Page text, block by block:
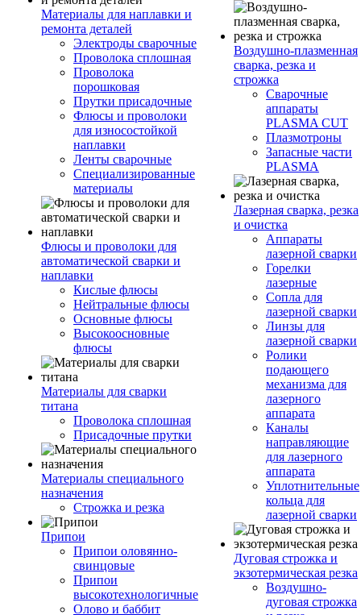
Материалы для наплавки и
ремонта деталей
Электроды сварочные
Проволока сплошная
Проволока
порошковая
Прутки присадочные
Флюсы и проволоки
для износостойкой
наплавки
Ленты сварочные
Специализированные
материалы
Флюсы и проволоки для
автоматической сварки и
наплавки
Кислые флюсы
Нейтральные флюсы
Основные флюсы
Высокоосновные
флюсы
Материалы для сварки
титана
Проволока сплошная
Присадочные прутки
Материалы специального
назначения
Строжка и резка
Припои
Припои оловянно-
свинцовые
Припои
высокотехнологичные
Олово и баббит
Воздушно-плазменная
сварка, резка и
строжка
Сварочные
аппараты
PLASMA CUT
Плазмотроны
Запасные части
PLASMA
Лазерная сварка, резка
и очистка
Аппараты
лазерной сварки
Горелки
лазерные
Сопла для
лазерной сварки
Линзы для
лазерной сварки
Ролики
подающего
механизма для
лазерного
аппарата
Каналы
направляющие
для лазерного
аппарата
Уплотнительные
кольца для
лазерной сварки
Дуговая строжка и
экзотермическая резка
Воздушно-
дуговая строжка